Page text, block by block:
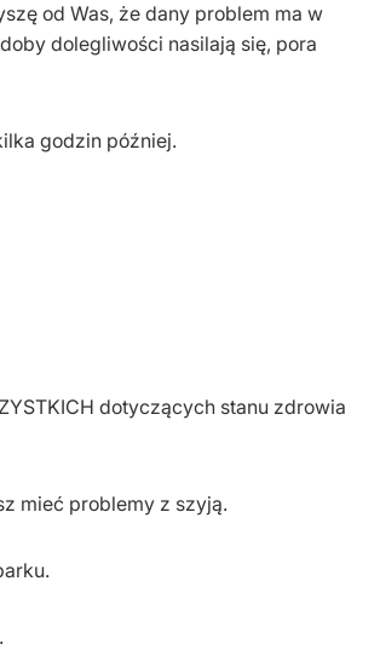
od Was, że dany problem ma w
dolegliwości nasilają się, pora
godzin później.
dotyczących stanu zdrowia
mieć problemy z szyją.